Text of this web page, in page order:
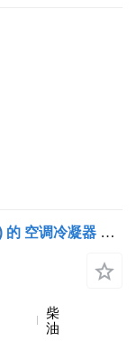
牵引车 MAN 4-series, TGA (1993-2009) 的 空调冷凝器 MAN TGA 26.350 (01.00-) 81619750243
柴
油